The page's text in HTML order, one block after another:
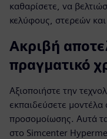
καθαρίσετε, να
κελύφους, στερεών
Ακριβή
πραγματικό
Αξιοποιήστε την
εκπαιδεύσετε
προσομοίωσης. Αυτά
στο Simcenter